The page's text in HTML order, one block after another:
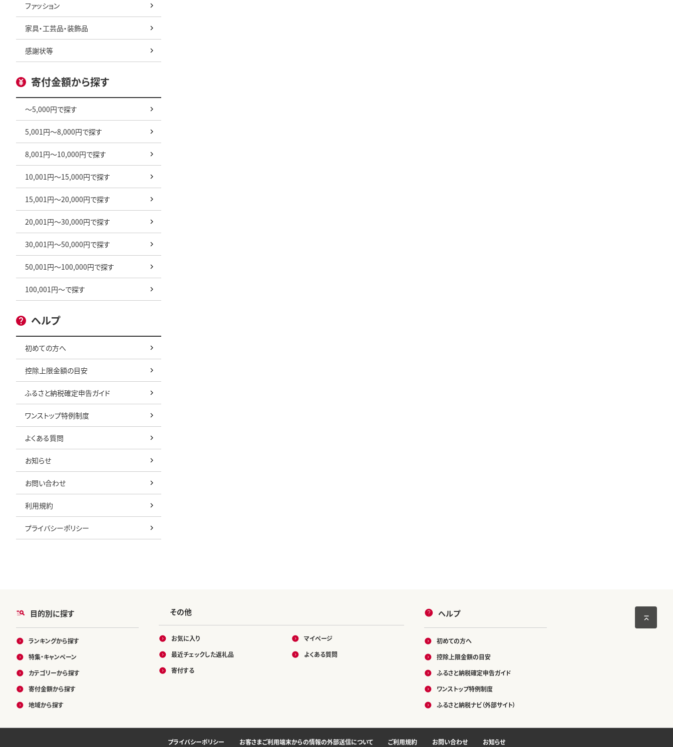
ファッション
家具・工芸品・装飾品
感謝状等
寄付金額から探す
～5,000円で探す
5,001円～8,000円で探す
8,001円～10,000円で探す
10,001円～15,000円で探す
15,001円～20,000円で探す
20,001円～30,000円で探す
30,001円～50,000円で探す
50,001円～100,000円で探す
100,001円～で探す
ヘルプ
初めての方へ
控除上限金額の目安
ふるさと納税確定申告ガイド
ワンストップ特例制度
よくある質問
お知らせ
お問い合わせ
利用規約
プライバシーポリシー
目的別に探す
ランキングから探す
特集・キャンペーン
カテゴリーから探す
寄付金額から探す
地域から探す
その他
お気に入り
最近チェックした返礼品
寄付する
マイページ
よくある質問
ヘルプ
初めての方へ
控除上限金額の目安
ふるさと納税確定申告ガイド
ワンストップ特例制度
ふるさと納税ナビ（外部サイト）
プライバシーポリシー お客さまご利用端末からの情報の外部送信について ご利用規約 お問い合わせ お知らせ